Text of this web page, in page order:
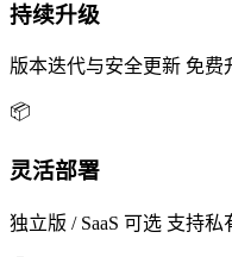
持续升级
版本迭代与安全更新 免费
📦
灵活部署
独立版 / SaaS 可选 支持私